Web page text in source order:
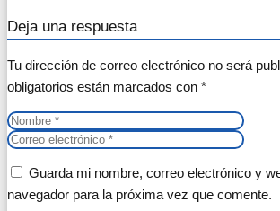
Deja una respuesta
Tu dirección de correo electrónico no será
obligatorios están marcados con *
Guarda mi nombre, correo electrónico y
navegador para la próxima vez que comente.